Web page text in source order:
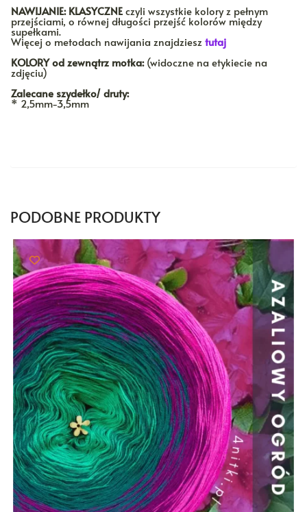
NAWIJANIE: KLASYCZNEczyli wszystkie kolory z pełnym
przejściami, o równej długości przejść kolorów między
supełkami.
Więcej o metodach nawijania znajdziesz tutaj
KOLORYod zewnątrz motka:(widoczne na etykiecie na
zdjęciu)
Zalecane szydełko/ druty:
* 2,5mm-3,5mm
PODOBNE PRODUKTY